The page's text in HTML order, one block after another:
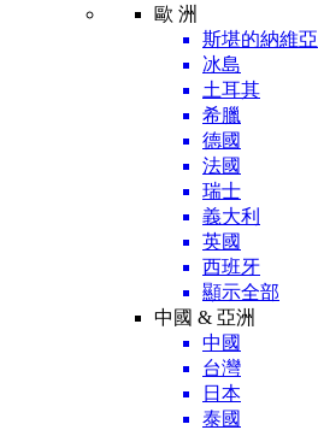
歐 洲
斯堪的納維亞
冰島
土耳其
希臘
德國
法國
瑞士
義大利
英國
西班牙
顯示全部
中國 & 亞洲
中國
台灣
日本
泰國